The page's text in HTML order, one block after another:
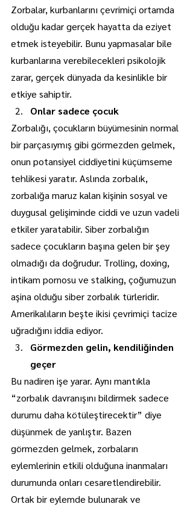
Zorbalar, kurbanlarını çevrimiçi ortamda
olduğu kadar gerçek hayatta da eziyet
etmek isteyebilir. Bunu yapmasalar bile
kurbanlarına verebilecekleri psikolojik
zarar, gerçek dünyada da kesinlikle bir
etkiye sahiptir.
Onlar sadece çocuk
Zorbalığı, çocukların büyümesinin normal
bir parçasıymış gibi görmezden gelmek,
onun potansiyel ciddiyetini küçümseme
tehlikesi yaratır. Aslında zorbalık,
zorbalığa maruz kalan kişinin sosyal ve
duygusal gelişiminde ciddi ve uzun vadeli
etkiler yaratabilir. Siber zorbalığın
sadece çocukların başına gelen bir şey
olmadığı da doğrudur. Trolling, doxing,
intikam pornosu ve stalking, çoğumuzun
aşina olduğu siber zorbalık türleridir.
Amerikalıların beşte ikisi çevrimiçi tacize
uğradığını iddia ediyor.
Görmezden gelin, kendiliğinden
geçer
Bu nadiren işe yarar. Aynı mantıkla
“zorbalık davranışını bildirmek sadece
durumu daha kötüleştirecektir” diye
düşünmek de yanlıştır. Bazen
görmezden gelmek, zorbaların
eylemlerinin etkili olduğuna inanmaları
durumunda onları cesaretlendirebilir.
Ortak bir eylemde bulunarak ve